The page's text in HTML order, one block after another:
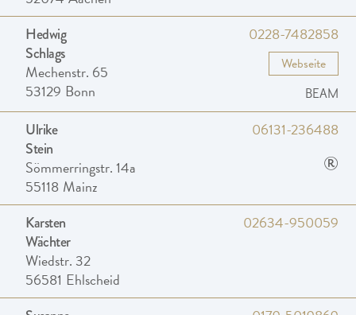
Hedwig
Schlags
Mechenstr. 65
53129 Bonn
0228-7482858
Webseite
BEAM
Ulrike
Stein
Sömmerringstr. 14a
55118 Mainz
06131-236488
®
Karsten
Wächter
Wiedstr. 32
56581 Ehlscheid
02634-950059